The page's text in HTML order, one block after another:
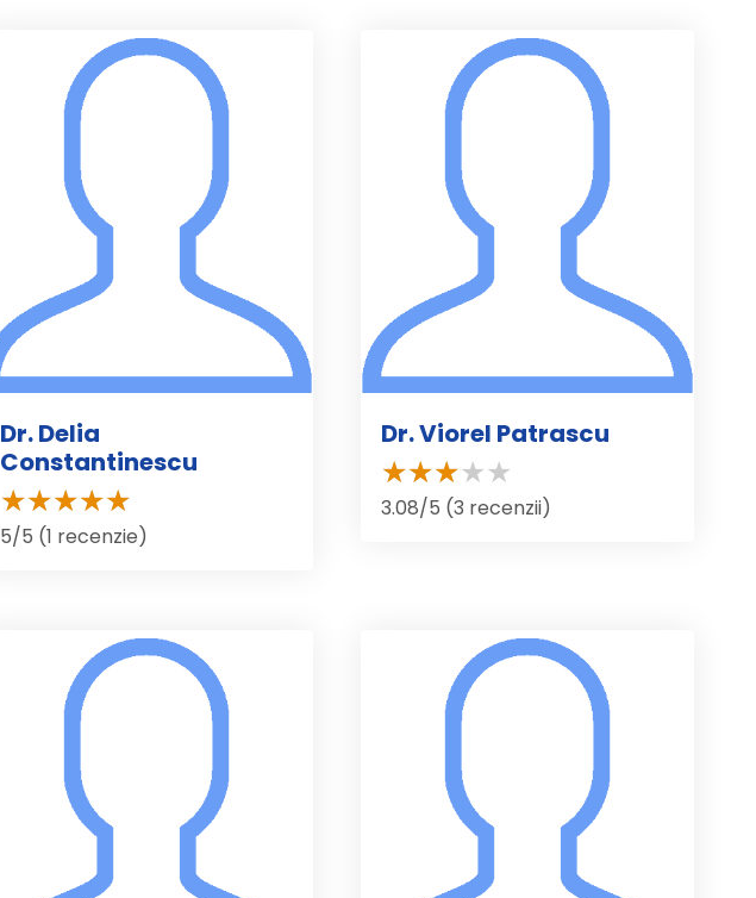
Dr. Delia
Constantinescu
5/5 (1 recenzie)
Dr. Viorel Patrascu
3.08/5 (3 recenzii)